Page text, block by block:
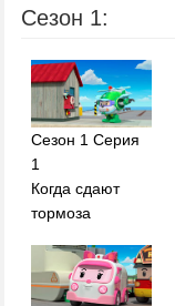
Сезон 1:
Сезон 1 Серия
1
Когда сдают
тормоза